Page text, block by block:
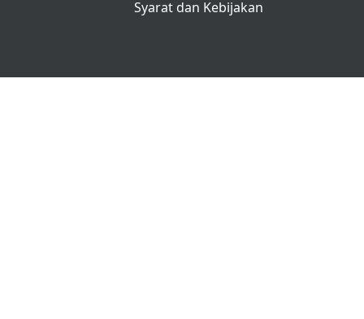
Syarat dan Kebijakan